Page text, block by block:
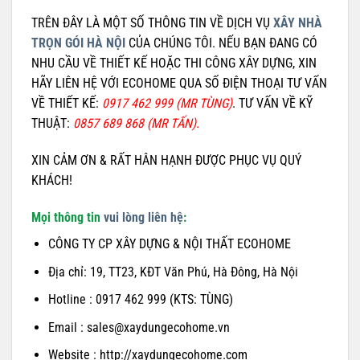
TRÊN ĐÂY LÀ MỘT SỐ THÔNG TIN VỀ DỊCH VỤ XÂY NHÀ
TRỌN GÓI HÀ NỘI CỦA CHÚNG TÔI. NẾU BẠN ĐANG CÓ
NHU CẦU VỀ THIẾT KẾ HOẶC THI CÔNG XÂY DỰNG, XIN
HÃY LIÊN HỆ VỚI ECOHOME QUA SỐ ĐIỆN THOẠI TƯ VẤN
VỀ THIẾT KẾ: 0917 462 999 (MR TÙNG). TƯ VẤN VỀ KỸ
THUẬT: 0857 689 868 (MR TẤN).
XIN CẢM ƠN & RẤT HÂN HẠNH ĐƯỢC PHỤC VỤ QUÝ
KHÁCH!
Mọi thông tin vui lòng liên hệ:
CÔNG TY CP XÂY DỰNG & NỘI THẤT ECOHOME
Địa chỉ: 19, TT23, KĐT Văn Phú, Hà Đông, Hà Nội
Hotline : 0917 462 999 (KTS: TÙNG)
Email : sales@xaydungecohome.vn
Website : http://xaydungecohome.com